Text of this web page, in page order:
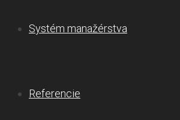
Systém manažérstva
Referencie